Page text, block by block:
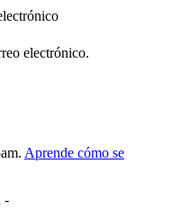
electrónico.
Aprende cómo se
-